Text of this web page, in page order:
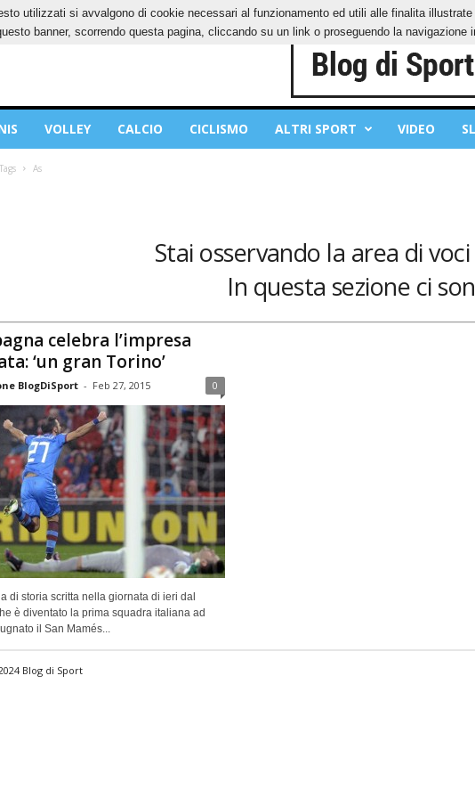
2026 CONTATTI COOKIES PRIVACY POLICY
VOLLEY CALCIO CICLISMO ALTRI SPORT VIDEO
Tags As
Stai osservando la area di
In questa sezione ci
celebra l’impresa
‘un gran Torino’
BlogDiSport - Feb 27, 2015 0
di storia scritta nella giornata di ieri dal
è diventato la prima squadra italiana ad
il San Mamés...
Blog di Sport
utilizzati si avvalgono di cookie necessari al funzionamento ed utili alle finalita
banner, scorrendo questa pagina, cliccando su un link o proseguendo la